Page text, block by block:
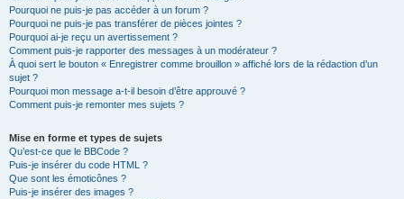
Pourquoi ne puis-je pas accéder à un forum ?
Pourquoi ne puis-je pas transférer de pièces jointes ?
Pourquoi ai-je reçu un avertissement ?
Comment puis-je rapporter des messages à un modérateur ?
À quoi sert le bouton « Enregistrer comme brouillon » affiché lors de la rédaction d’un
sujet ?
Pourquoi mon message a-t-il besoin d’être approuvé ?
Comment puis-je remonter mes sujets ?
Mise en forme et types de sujets
Qu’est-ce que le BBCode ?
Puis-je insérer du code HTML ?
Que sont les émoticônes ?
Puis-je insérer des images ?